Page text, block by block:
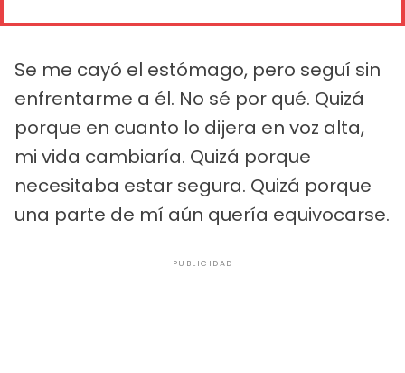
Se me cayó el estómago, pero seguí sin
enfrentarme a él. No sé por qué. Quizá
porque en cuanto lo dijera en voz alta,
mi vida cambiaría. Quizá porque
necesitaba estar segura. Quizá porque
una parte de mí aún quería equivocarse.
PUBLICIDAD